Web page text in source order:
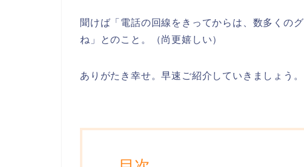
聞けば「電話の回線をきってからは、数多くの
ね」とのこと。（尚更嬉しい）
ありがたき幸せ。早速ご紹介していきましょう。